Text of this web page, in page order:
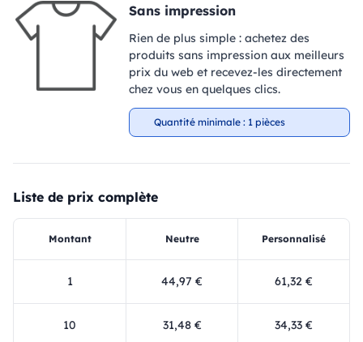
Sans impression
Rien de plus simple : achetez des
produits sans impression aux meilleurs
prix du web et recevez-les directement
chez vous en quelques clics.
Quantité minimale : 1 pièces
Liste de prix complète
Montant Neutre Personnalisé
1 44,97 € 61,32 €
10 31,48 € 34,33 €